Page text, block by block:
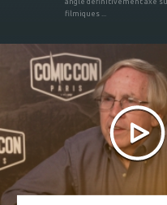
filmiques ...